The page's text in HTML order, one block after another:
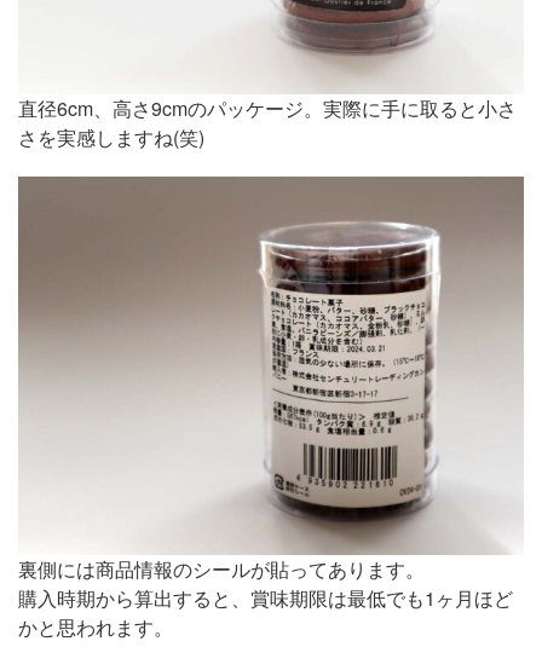
直径6cm、高さ9cmのパッケージ。実際に手に取ると小さ
さを実感しますね(笑)
裏側には商品情報のシールが貼ってあります。
購入時期から算出すると、賞味期限は最低でも1ヶ月ほど
かと思われます。